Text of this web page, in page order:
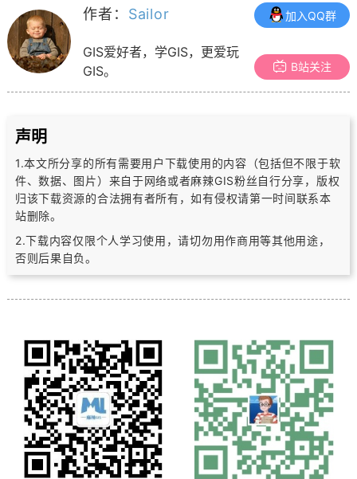
作者： Sailor
GIS爱好者，学GIS，更爱玩
GIS。
加入QQ群
B站关注
声明
1.本文所分享的所有需要用户下载使用的内容（包括但不限于软
件、数据、图片） 来自于网络或者麻辣GIS粉丝自行分享，版权
归该下载资源的合法拥有者所有，如有侵权请第一时间联系本
站删除。
2.下载内容仅限个人学习使用，请切勿用作商用等其他用途，
否则后果自负。